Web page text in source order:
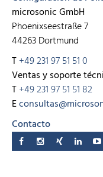
microsonic GmbH
Phoenixseestraße 7
44263 Dortmund
T+49 231 97 51 51 0
Ventas y soporte
T+49 231 97 51 51 82
E
Contacto